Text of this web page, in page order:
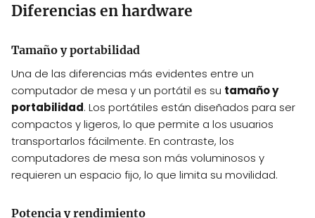
Diferencias en hardware
Tamaño y portabilidad
Una de las diferencias más evidentes entre un
computador de mesa y un portátil es su tamaño y
portabilidad. Los portátiles están diseñados para ser
compactos y ligeros, lo que permite a los usuarios
transportarlos fácilmente. En contraste, los
computadores de mesa son más voluminosos y
requieren un espacio fijo, lo que limita su movilidad.
Potencia y rendimiento